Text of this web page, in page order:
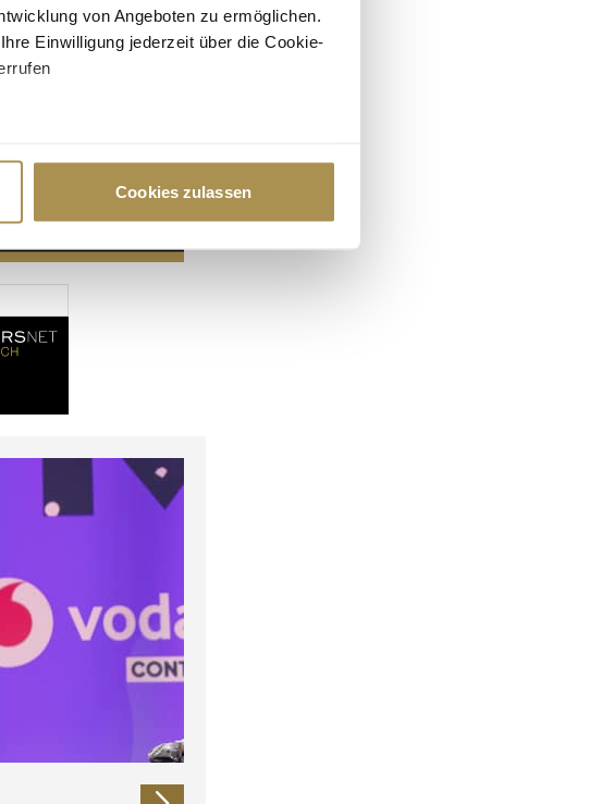
von Angeboten zu ermöglichen.
Einwilligung jederzeit über die Cookie-
legen Sie Ihre Präferenzen im
für soziale Medien anbieten zu können
Partner führen diese Informationen
oder die sie im Rahmen Ihrer Nutzung
Cookies zulassen